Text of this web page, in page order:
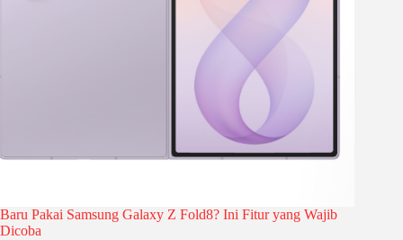
Baru Pakai Samsung Galaxy Z Fold8? Ini Fitur yang Wajib
Dicoba